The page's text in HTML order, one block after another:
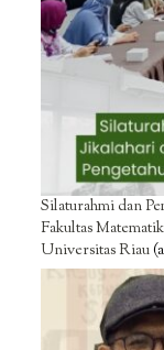
Silaturahmi dan
Fakultas
Universitas Riau